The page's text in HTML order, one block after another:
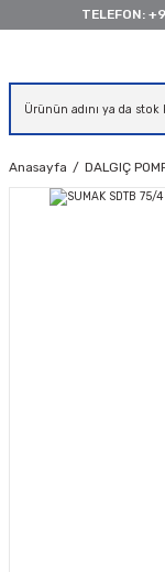
TELEFON:
Anasayfa DALGIÇ